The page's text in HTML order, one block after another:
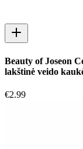
Beauty of Joseon
lakštinė veido
€2.99